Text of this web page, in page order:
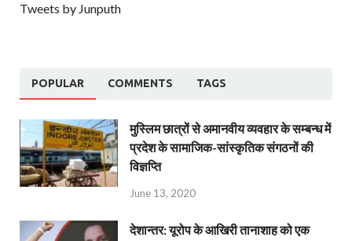
Tweets by Junputh
POPULAR COMMENTS TAGS
मुस्लिम छात्रों से अमानवीय व्यवहार के सम्बन्ध में
प्रदेश के सामाजिक-सांस्कृतिक संगठनों की
विज्ञप्ति
June 13, 2020
देशान्‍तर: यूरोप के आखिरी तानाशाह को एक